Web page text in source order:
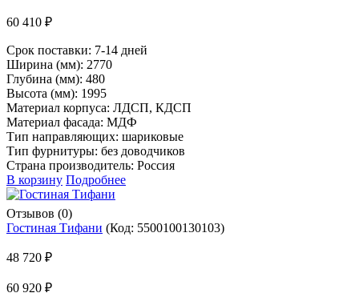
60 410 ₽
Срок поставки: 7-14 дней
Ширина (мм): 2770
Глубина (мм): 480
Высота (мм): 1995
Материал корпуса: ЛДСП, КДСП
Материал фасада: МДФ
Тип направляющих: шариковые
Тип фурнитуры: без доводчиков
Страна производитель: Россия
В корзину Подробнее
Отзывов (0)
Гостиная Тифани (Код: 5500100130103)
48 720 ₽
60 920 ₽